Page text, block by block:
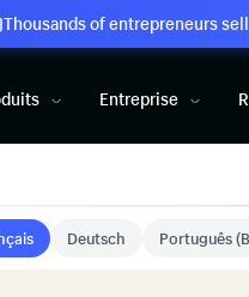
Thousands of entrepreneurs
Entreprise
Deutsch Português